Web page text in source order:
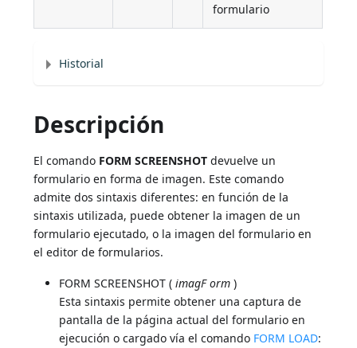
formulario
Historial
Descripción
El comando FORM SCREENSHOT devuelve un
formulario en forma de imagen. Este comando
admite dos sintaxis diferentes: en función de la
sintaxis utilizada, puede obtener la imagen de un
formulario ejecutado, o la imagen del formulario en
el editor de formularios.
FORM SCREENSHOT (imagF orm )
Esta sintaxis permite obtener una captura de
pantalla de la página actual del formulario en
ejecución o cargado vía el comando FORM LOAD: